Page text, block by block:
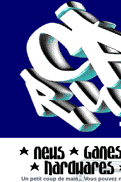
Un petit coup de main... Vous pouvez